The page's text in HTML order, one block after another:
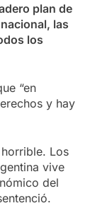
plan de
las
los
“en
y hay
Los
vive
del